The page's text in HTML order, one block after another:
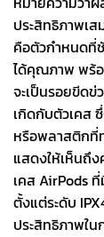
ประสิทธิภาพเ
คือตัวกำหนดที่
ได้คุณภาพ พร้อ
จะเป็นรอยขีด
เกิดกับตัวเคส
หรือพลาสติกที่
แสดงให้เห็นถึ
เคส AirPods
ตั้งแต่ระดับ
ประสิทธิภาพใ